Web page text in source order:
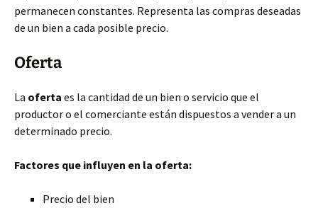
permanecen constantes. Representa las compras deseadas
de un bien a cada posible precio.
Oferta
La oferta es la cantidad de un bien o servicio que el
productor o el comerciante están dispuestos a vender a un
determinado precio.
Factores que influyen en la oferta:
Precio del bien